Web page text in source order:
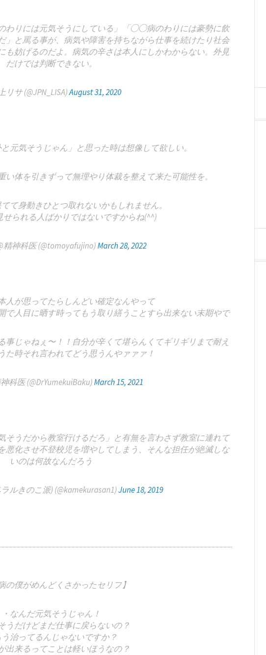
りには元気そうにしている」「◯◯病のわりには豪勢に飲
」と罵る事が、病気や障害を持ちながら仕事を続けたり社会
も妨げるのだよ。病気の辛さは本人にしかわからない。外見
だけでは判断できない。
リサ (@JPN_LISA)August 31, 2020
元気そうじゃん」と思った時は想像して欲しい。
体を引きずって無理やり体裁を整えて来た可能性を。
て身動きひとつ取れないかもしれません。
せられる人ばかりではないですからね(^^)
精神科医 (@tomoyafujino)March 28, 2022
人が思ってたらしんどい確定なんやって
で人目に晒す時ってもう取り繕うことすら出来ない末期やで
事じゃねぇ〜！！自分が辛くて堪らんくてギリギリまで耐え
た時それ言われてどう思うんやァァァ！
科医 (@DrYumekuiBaku)March 15, 2021
そうだから教室行けるだろ」と有無を言わさず教室に連れて
悪化させ不登校児を増やしてしまう、そんな担任が絶滅しな
いのは何故なんだろう
ルきのこ派) (@kamekurasan1)June 18, 2019
の僕がめんどくさかったセリフ】
・なんだ元気そうじゃん！
うだけどまだ仕事に戻らないの？
う治ってるんじゃないですか？
出来るってことは軽いほうなの？